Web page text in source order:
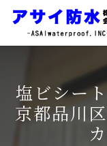
塩ビシー
京都品川